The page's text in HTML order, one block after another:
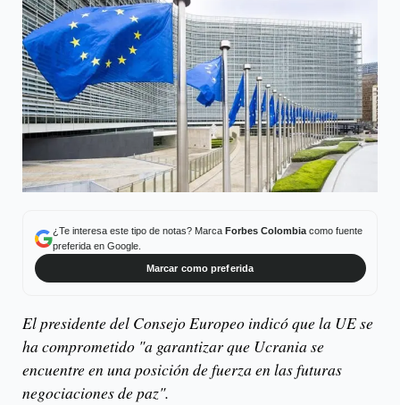
¿Te interesa este tipo de notas? Marca Forbes Colombiacomo fuente
preferida en Google.
Marcar como preferida
El presidente del Consejo Europeo indicó que la UE se
ha comprometido "a garantizar que Ucrania se
encuentre en una posición de fuerza en las futuras
negociaciones de paz".